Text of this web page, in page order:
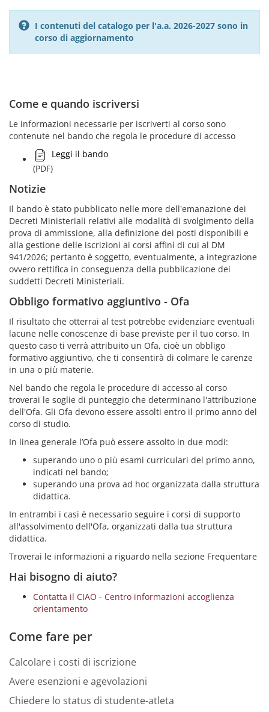
I contenuti del catalogo per l'a.a. 2026-2027 sono in
corso di aggiornamento
Come e quando iscriversi
Le informazioni necessarie per iscriverti al corso sono
contenute nel bando che regola le procedure di accesso
Leggi il bando
(PDF)
Notizie
Il bando è stato pubblicato nelle more dell'emanazione dei
Decreti Ministeriali relativi alle modalità di svolgimento della
prova di ammissione, alla definizione dei posti disponibili e
alla gestione delle iscrizioni ai corsi affini di cui al DM
941/2026; pertanto è soggetto, eventualmente, a integrazione
ovvero rettifica in conseguenza della pubblicazione dei
suddetti Decreti Ministeriali.
Obbligo formativo aggiuntivo - Ofa
Il risultato che otterrai al test potrebbe evidenziare eventuali
lacune nelle conoscenze di base previste per il tuo corso. In
questo caso ti verrà attribuito un Ofa, cioè un obbligo
formativo aggiuntivo, che ti consentirà di colmare le carenze
in una o più materie.
Nel bando che regola le procedure di accesso al corso
troverai le soglie di punteggio che determinano l'attribuzione
dell'Ofa. Gli Ofa devono essere assolti entro il primo anno del
corso di studio.
In linea generale l’Ofa può essere assolto in due modi:
superando uno o più esami curriculari del primo anno,
indicati nel bando;
superando una prova ad hoc organizzata dalla struttura
didattica.
In entrambi i casi è necessario seguire i corsi di supporto
all'assolvimento dell'Ofa, organizzati dalla tua struttura
didattica.
Troverai le informazioni a riguardo nella sezione Frequentare
Hai bisogno di aiuto?
Contatta il CIAO - Centro informazioni accoglienza
orientamento
Come fare per
Calcolare i costi di iscrizione
Avere esenzioni e agevolazioni
Chiedere lo status di studente-atleta